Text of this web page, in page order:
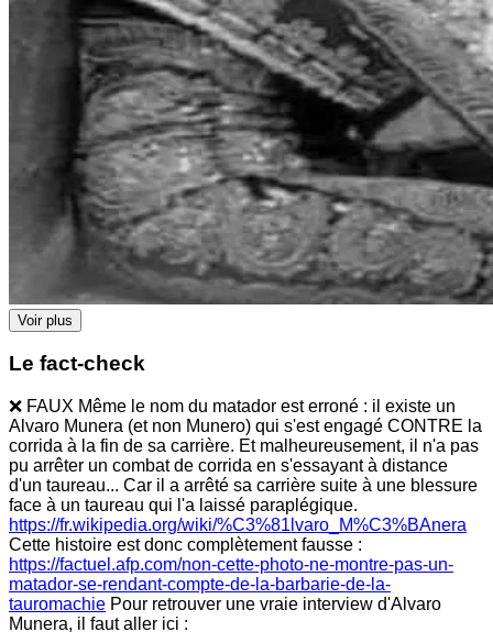
Voir plus
Le fact-check
❌ FAUX Même le nom du matador est erroné : il existe un
Alvaro Munera (et non Munero) qui s'est engagé CONTRE la
corrida à la fin de sa carrière. Et malheureusement, il n'a pas
pu arrêter un combat de corrida en s'essayant à distance
d'un taureau... Car il a arrêté sa carrière suite à une blessure
face à un taureau qui l'a laissé paraplégique.
https://fr.wikipedia.org/wiki/%C3%81lvaro_M%C3%BAnera
Cette histoire est donc complètement fausse :
https://factuel.afp.com/non-cette-photo-ne-montre-pas-un-
matador-se-rendant-compte-de-la-barbarie-de-la-
tauromachie Pour retrouver une vraie interview d'Alvaro
Munera, il faut aller ici :